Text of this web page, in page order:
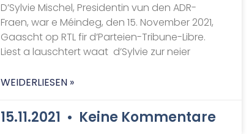
D’Sylvie Mischel, Presidentin vun den ADR-
Fraen, war e Méindeg, den 15. November 2021,
Gaascht op RTL fir d’Parteien-Tribune-Libre.
Liest a lauschtert waat d’Sylvie zur neier
WEIDERLIESEN »
15.11.2021 Keine Kommentare